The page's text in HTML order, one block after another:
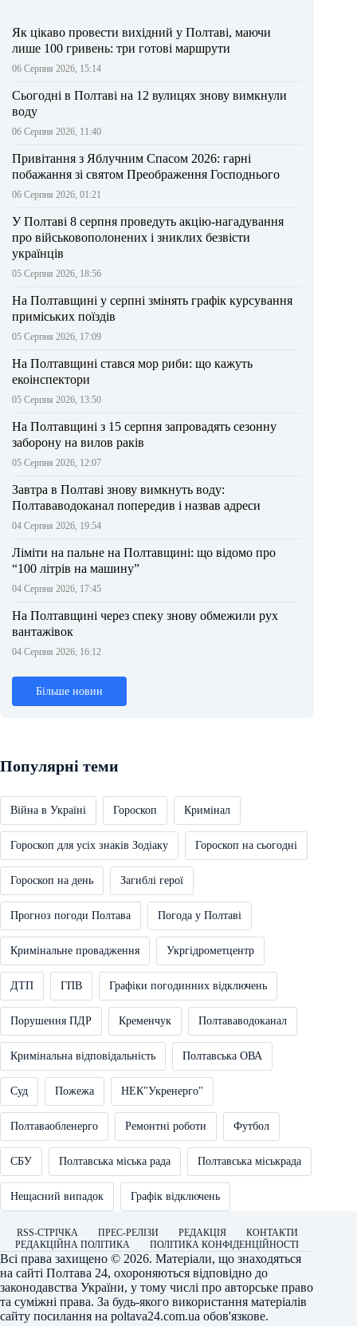
Як цікаво провести вихідний у Полтаві, маючи
лише 100 гривень: три готові маршрути
06 Серпня 2026, 15:14
Сьогодні в Полтаві на 12 вулицях знову вимкнули
воду
06 Серпня 2026, 11:40
Привітання з Яблучним Спасом 2026: гарні
побажання зі святом Преображення Господнього
06 Серпня 2026, 01:21
У Полтаві 8 серпня проведуть акцію-нагадування
про військовополонених і зниклих безвісти
українців
05 Серпня 2026, 18:56
На Полтавщині у серпні змінять графік курсування
приміських поїздів
05 Серпня 2026, 17:09
На Полтавщині стався мор риби: що кажуть
екоінспектори
05 Серпня 2026, 13:50
На Полтавщині з 15 серпня запровадять сезонну
заборону на вилов раків
05 Серпня 2026, 12:07
Завтра в Полтаві знову вимкнуть воду:
Полтававодоканал попередив і назвав адреси
04 Серпня 2026, 19:54
Ліміти на пальне на Полтавщині: що відомо про
“100 літрів на машину”
04 Серпня 2026, 17:45
На Полтавщині через спеку знову обмежили рух
вантажівок
04 Серпня 2026, 16:12
Більше новин
Популярні теми
Війна в Україні Гороскоп Кримінал
Гороскоп для усіх знаків Зодіаку Гороскоп на сьогодні
Гороскоп на день Загиблі герої
Прогноз погоди Полтава Погода у Полтаві
Кримінальне провадження Укргідрометцентр
ДТП ГПВ Графіки погодинних відключень
Порушення ПДР Кременчук Полтававодоканал
Кримінальна відповідальність Полтавська ОВА
Суд Пожежа НЕК"Укренерго"
Полтаваобленерго Ремонтні роботи Футбол
СБУ Полтавська міська рада Полтавська міськрада
Нещасний випадок Графік відключень
RSS-СТРІЧКА ПРЕС-РЕЛІЗИ РЕДАКЦІЯ
КОНТАКТИ
РЕДАКЦІЙНА ПОЛІТИКА
ПОЛІТИКА КОНФІДЕНЦІЙНОСТІ
Всі права захищено © 2026. Матеріали, що знаходяться
на сайті Полтава 24, охороняються відповідно до
законодавства України, у тому числі про авторське право
та суміжні права. За будь-якого використання матеріалів
сайту посилання на poltava24.com.ua обов'язкове.